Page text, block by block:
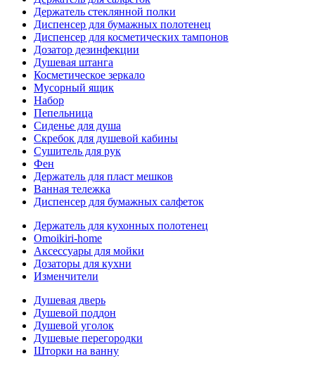
Держатель стеклянной полки
Диспенсер для бумажных полотенец
Диспенсер для косметических тампонов
Дозатор дезинфекции
Душевая штанга
Косметическое зеркало
Мусорный ящик
Набор
Пепельница
Сиденье для душа
Скребок для душевой кабины
Сушитель для рук
Фен
Держатель для пласт мешков
Ванная тележка
Диспенсер для бумажных салфеток
Держатель для кухонных полотенец
Omoikiri-home
Аксессуары для мойки
Дозаторы для кухни
Изменчители
Душевая дверь
Душевой поддон
Душевой уголок
Душевые перегородки
Шторки на ванну